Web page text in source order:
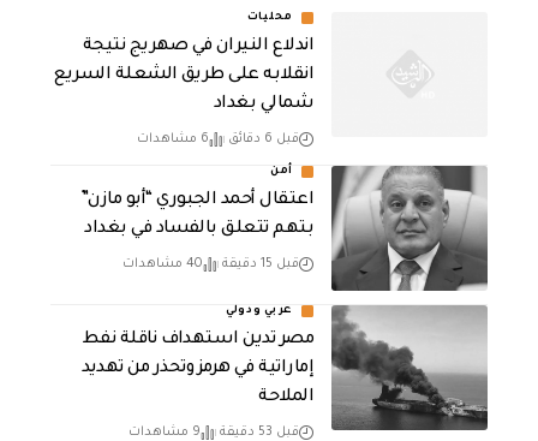
محليات
اندلاع النيران في صهريج نتيجة
انقلابه على طريق الشعلة السريع
شمالي بغداد
قبل 6 دقائق 6 مشاهدات
أمن
اعتقال أحمد الجبوري “أبو مازن”
بتهم تتعلق بالفساد في بغداد
قبل 15 دقيقة 40 مشاهدات
عربي ودولي
مصر تدين استهداف ناقلة نفط
إماراتية في هرمز وتحذر من تهديد
الملاحة
قبل 53 دقيقة 9 مشاهدات